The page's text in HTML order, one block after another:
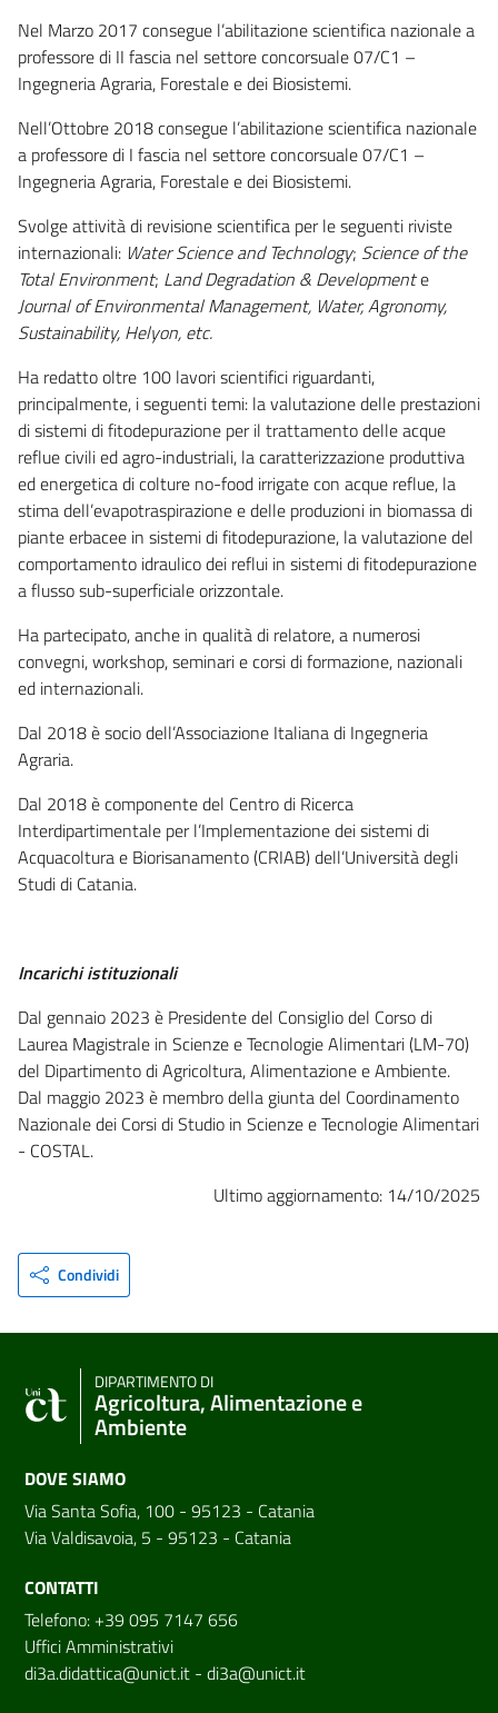
Nel Marzo 2017 consegue l’abilitazione scientifica nazionale a
professore di II fascia nel settore concorsuale 07/C1 –
Ingegneria Agraria, Forestale e dei Biosistemi.
Nell’Ottobre 2018 consegue l’abilitazione scientifica nazionale
a professore di I fascia nel settore concorsuale 07/C1 –
Ingegneria Agraria, Forestale e dei Biosistemi.
Svolge attività di revisione scientifica per le seguenti riviste
internazionali: Water Science and Technology; Science of the
Total Environment; Land Degradation & Developmente
Journal of Environmental Management, Water, Agronomy,
Sustainability, Helyon, etc.
Ha redatto oltre 100 lavori scientifici riguardanti,
principalmente, i seguenti temi: la valutazione delle prestazioni
di sistemi di fitodepurazione per il trattamento delle acque
reflue civili ed agro-industriali, la caratterizzazione produttiva
ed energetica di colture no-food irrigate con acque reflue, la
stima dell’evapotraspirazione e delle produzioni in biomassa di
piante erbacee in sistemi di fitodepurazione, la valutazione del
comportamento idraulico dei reflui in sistemi di fitodepurazione
a flusso sub-superficiale orizzontale.
Ha partecipato, anche in qualità di relatore, a numerosi
convegni, workshop, seminari e corsi di formazione, nazionali
ed internazionali.
Dal 2018 è socio dell’Associazione Italiana di Ingegneria
Agraria.
Dal 2018 è componente del Centro di Ricerca
Interdipartimentale per l’Implementazione dei sistemi di
Acquacoltura e Biorisanamento (CRIAB) dell’Università degli
Studi di Catania.
Incarichi istituzionali
Dal gennaio 2023 è Presidente del Consiglio del Corso di
Laurea Magistrale in Scienze e Tecnologie Alimentari (LM-70)
del Dipartimento di Agricoltura, Alimentazione e Ambiente.
Dal maggio 2023 è membro della giunta del Coordinamento
Nazionale dei Corsi di Studio in Scienze e Tecnologie Alimentari
- COSTAL.
Ultimo aggiornamento: 14/10/2025
Condividi
DIPARTIMENTO DI
Agricoltura, Alimentazione e
Ambiente
DOVE SIAMO
Via Santa Sofia, 100 - 95123 - Catania
Via Valdisavoia, 5 - 95123 - Catania
CONTATTI
Telefono: +39 095 7147 656
Uffici Amministrativi
di3a.didattica@unict.it - di3a@unict.it